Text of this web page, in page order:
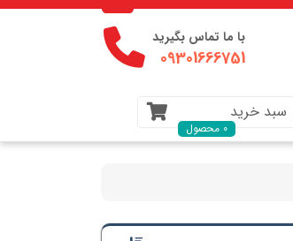
با ما تماس بگیرید
09301666751
سبد خرید
0 محصول